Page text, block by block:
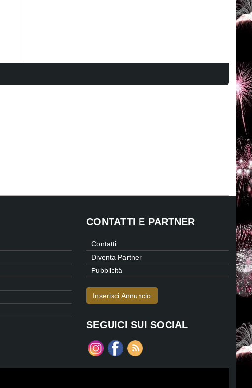
CONTATTI E PARTNER
Contatti
Diventa Partner
Pubblicità
Inserisci Annuncio
SEGUICI SUI SOCIAL